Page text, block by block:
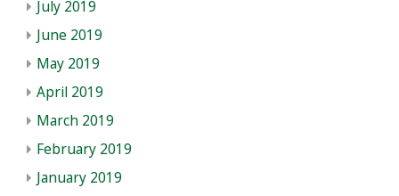
July 2019
June 2019
May 2019
April 2019
March 2019
February 2019
January 2019